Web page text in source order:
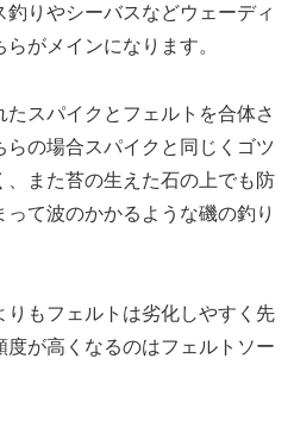
りやシーバスなどウェーディ
がメインになります。
スパイクとフェルトを合体さ
の場合スパイクと同じくゴツ
、また苔の生えた石の上でも防
て波のかかるような磯の釣り
りもフェルトは劣化しやすく先
が高くなるのはフェルトソー